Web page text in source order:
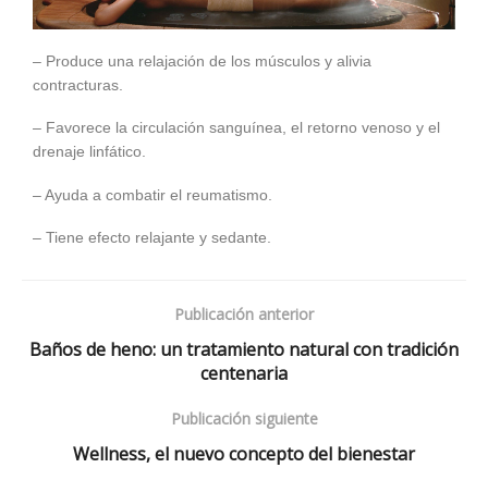
– Produce una relajación de los músculos y alivia
contracturas.
– Favorece la circulación sanguínea, el retorno venoso y el
drenaje linfático.
– Ayuda a combatir el reumatismo.
– Tiene efecto relajante y sedante.
Publicación anterior
Baños de heno: un tratamiento natural con tradición
centenaria
Publicación siguiente
Wellness, el nuevo concepto del bienestar